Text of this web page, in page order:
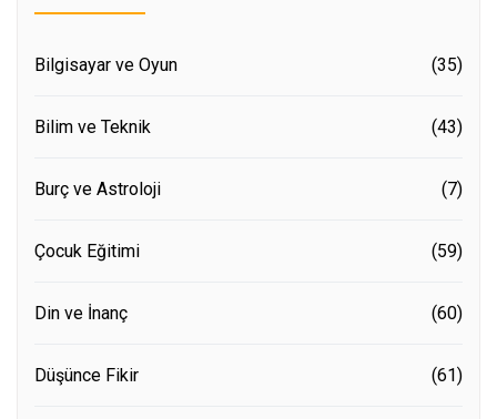
Bilgisayar ve Oyun (35)
Bilim ve Teknik (43)
Burç ve Astroloji (7)
Çocuk Eğitimi (59)
Din ve İnanç (60)
Düşünce Fikir (61)